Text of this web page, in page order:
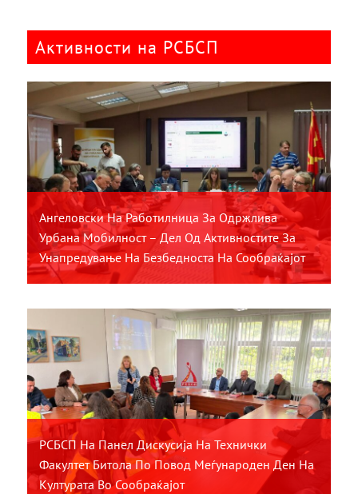
Активности на РСБСП
Ангеловски На Работилница За Одржлива
Урбана Мобилност – Дел Од Активностите За
Унапредување На Безбедноста На Сообраќајот
РСБСП На Панел Дискусија На Технички
Факултет Битола По Повод Меѓународен Ден На
Културата Во Сообраќајот